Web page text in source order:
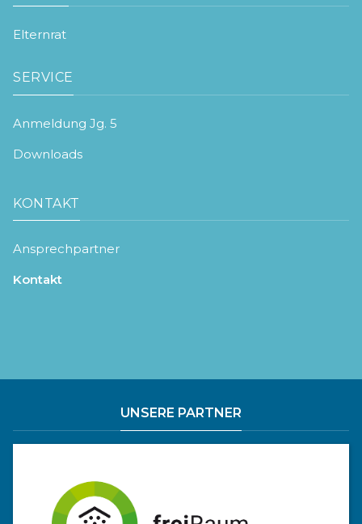
Elternrat
SERVICE
Anmeldung Jg. 5
Downloads
KONTAKT
Ansprechpartner
Kontakt
UNSERE PARTNER